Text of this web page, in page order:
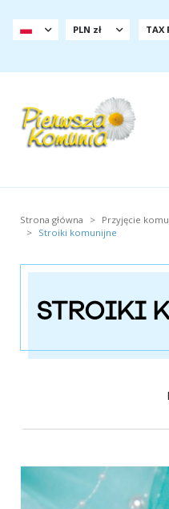
PLN zł TAX
Strona główna Przyjęcie
Stroiki komunijne
STROIKI